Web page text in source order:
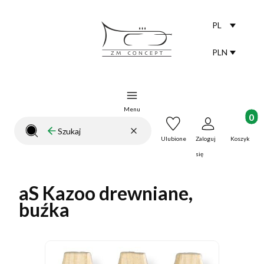
PL
PLN
Menu
Zamknij wyszukiwarkęWyczyść
Szukaj Ulubione Zaloguj
się
Koszyk
aS Kazoo drewniane,
buźka